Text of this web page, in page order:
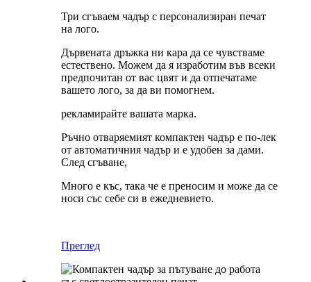
Три сгъваем чадър с персонализиран печат
на лого.
Дървената дръжка ни кара да се чувстваме
естествено. Можем да я изработим във всеки
предпочитан от вас цвят и да отпечатаме
вашето лого, за да ви помогнем.
рекламирайте вашата марка.
Ръчно отваряемият компактен чадър е по-лек
от автоматичния чадър и е удобен за дами.
След сгъване,
Много е къс, така че е преносим и може да се
носи със себе си в ежедневието.
Преглед